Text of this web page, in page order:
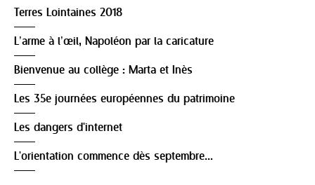
Terres Lointaines 2018
L’arme à l’œil, Napoléon par la caricature
Bienvenue au collège : Marta et Inès
Les 35e journées européennes du patrimoine
Les dangers d'internet
L'orientation commence dès septembre...